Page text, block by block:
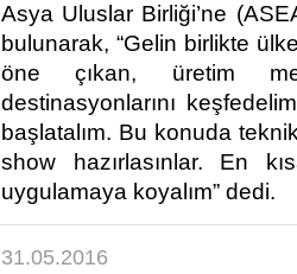
Asya Uluslar Birliği’ne
bulunarak, “Gelin birlikte
öne çıkan, üretim
destinasyonlarını
başlatalım. Bu konuda
show hazırlasınlar. En
uygulamaya koyalım” dedi.​
31.05.2016